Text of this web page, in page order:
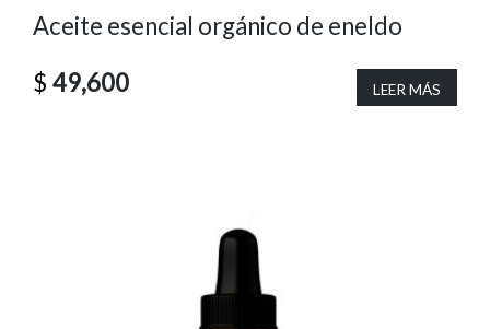
Aceite esencial orgánico de eneldo
$ 49,600 LEER MÁS